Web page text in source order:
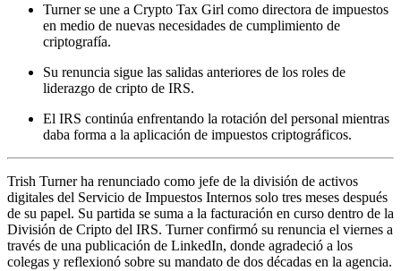
Turner se une a Crypto Tax Girl como directora de impuestos
en medio de nuevas necesidades de cumplimiento de
criptografía.
Su renuncia sigue las salidas anteriores de los roles de
liderazgo de cripto de IRS.
El IRS continúa enfrentando la rotación del personal mientras
daba forma a la aplicación de impuestos criptográficos.
Trish Turner ha renunciado como jefe de la división de activos
digitales del Servicio de Impuestos Internos solo tres meses después
de su papel. Su partida se suma a la facturación en curso dentro de la
División de Cripto del IRS. Turner confirmó su renuncia el viernes a
través de una publicación de LinkedIn, donde agradeció a los
colegas y reflexionó sobre su mandato de dos décadas en la agencia.